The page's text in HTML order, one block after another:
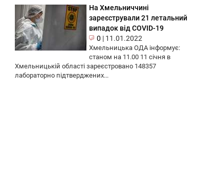
На Хмельниччині
зареєстрували 21 летальний
випадок від COVID-19
0 | 11.01.2022
Хмельницька ОДА інформує:
станом на 11.00 11 січня в
Хмельницькій області зареєстровано 148357
лабораторно підтверджених...